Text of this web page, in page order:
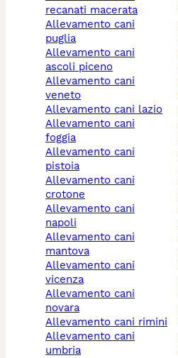
recanati macerata
allevamento cani
puglia
allevamento cani
ascoli piceno
allevamento cani
veneto
allevamento cani lazio
allevamento cani
foggia
allevamento cani
pistoia
allevamento cani
crotone
allevamento cani
napoli
allevamento cani
mantova
allevamento cani
vicenza
allevamento cani
novara
allevamento cani rimini
allevamento cani
umbria